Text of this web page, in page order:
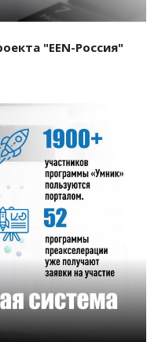
"EEN-Россия"